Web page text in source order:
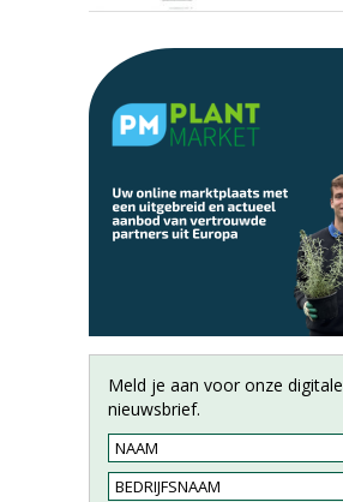
Meld je aan voor onze digitale
nieuwsbrief.